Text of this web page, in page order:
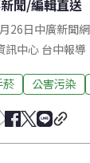
聞/編輯直送
26日中廣新聞
訊中心 台中報導
菸 公害污染